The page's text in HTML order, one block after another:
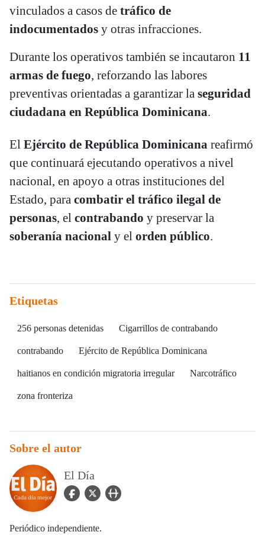
vinculados a casos de tráfico de
indocumentados y otras infracciones.
Durante los operativos también se incautaron 11
armas de fuego, reforzando las labores
preventivas orientadas a garantizar la seguridad
ciudadana en República Dominicana.
El Ejército de República Dominicana reafirmó
que continuará ejecutando operativos a nivel
nacional, en apoyo a otras instituciones del
Estado, para combatir el tráfico ilegal de
personas, el contrabando y preservar la
soberanía nacional y el orden público.
Etiquetas
256 personas detenidas Cigarrillos de contrabando
contrabando Ejército de República Dominicana
haitianos en condición migratoria irregular Narcotráfico
zona fronteriza
Sobre el autor
El Día
facebook Icon
twitter Iconuser_url Icon
Periódico independiente.